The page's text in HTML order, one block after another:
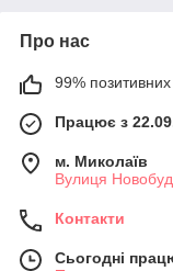
Про нас
99% позитивних
Працює з
м. Миколаїв
Вулиця
Контакти
Сьогодні